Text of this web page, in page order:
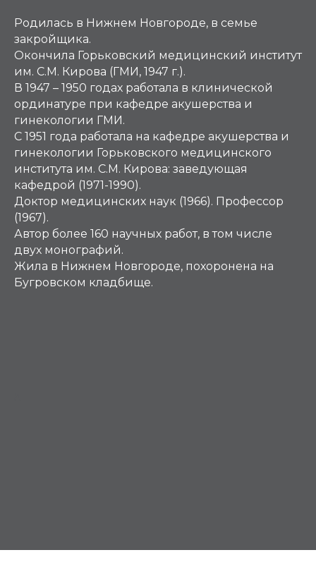
Родилась в Нижнем Новгороде, в семье
закройщика.
Окончила Горьковский медицинский институт
им. С.М. Кирова (ГМИ, 1947 г.).
В 1947 – 1950 годах работала в клинической
ординатуре при кафедре акушерства и
гинекологии ГМИ.
С 1951 года работала на кафедре акушерства и
гинекологии Горьковского медицинского
института им. С.М. Кирова: заведующая
кафедрой (1971-1990).
Доктор медицинских наук (1966). Профессор
(1967).
Автор более 160 научных работ, в том числе
двух монографий.
Жила в Нижнем Новгороде, похоронена на
Бугровском кладбище.